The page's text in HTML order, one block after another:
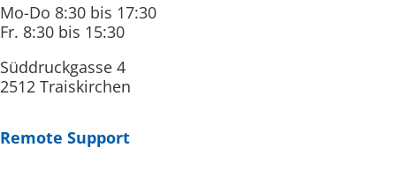
Mo-Do 8:30 bis 17:30
Fr. 8:30 bis 15:30
Süddruckgasse 4
2512 Traiskirchen
Remote Support